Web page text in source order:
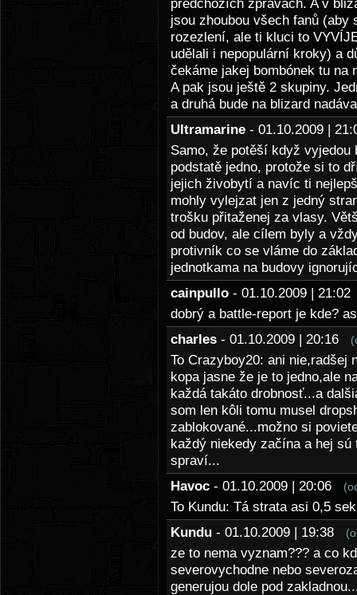
předchozích zprávách. A v
jsou zhoubou všech fanů
rozezlení, ale ti kluci to
udělali i nepopulární kroky) a
čekáme jakej bombónek tu na
A pak jsou ještě 2 skupiny.
a druhá bude na blizard
Ultramarine - 01.10.2009 |
Samo, že potěší když
podstatě jedno, protože si to
jejich živobytí a navíc ti
mohly vylejzat jen z jedný
trošku přitaženej za vlasy.
od budov, ale cílem byly a
protivník co se vláme do
jednotkama na budovy
cainpullo - 01.10.2009 |
dobrý a battle-report je kde?
charles - 01.10.2009 | 20:16
To Crazyboy20: ani nie,radšej
kopa jasne že je to jedno,ale
každá takáto drobnosť...a
som len kôli tomu musel
zablokované...možno si
každý niekedy začína a hej
spraví...
Havoc - 01.10.2009 | 20:06
To Kundu: Tá strata asi 0,5
Kundu - 01.10.2009 | 19:38
ze to nema vyznam??? a co
severovychodne nebo
generujou dole pod